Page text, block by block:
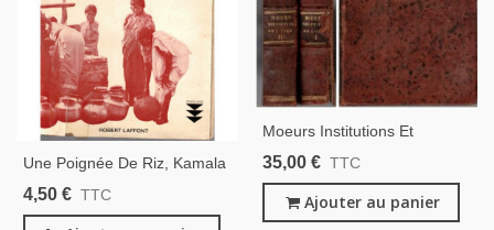
Une Poignée De Riz, Kamala
Markandaya, - Écrivain
4,50 € TTC
Moeurs Institutions Et
Cérémonies Des Peuples De
Dubois, 1921 - Indes,
Ethnologie,
35,00 € TTC
Ajouter au panier